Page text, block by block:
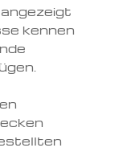
kennen